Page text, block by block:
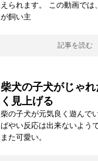
えられます。 この動画では
が飼い主
記事を読む
柴犬の子犬がじゃ
く見上げる
柴の子犬が元気良く遊んで
ばやい反応は出来ないよう
また可愛い。